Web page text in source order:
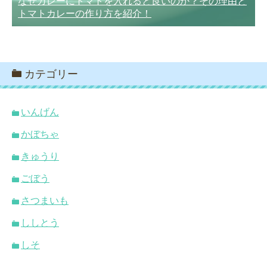
トマトカレーの作り方を紹介！
カテゴリー
いんげん
かぼちゃ
きゅうり
ごぼう
さつまいも
ししとう
しそ